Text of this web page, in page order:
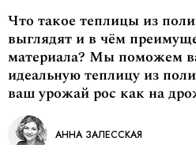
Что такое теплицы из
выглядят и в чём
материала? Мы поможем
идеальную теплицу из
ваш урожай рос как на
АННА ЗАЛЕССКАЯ